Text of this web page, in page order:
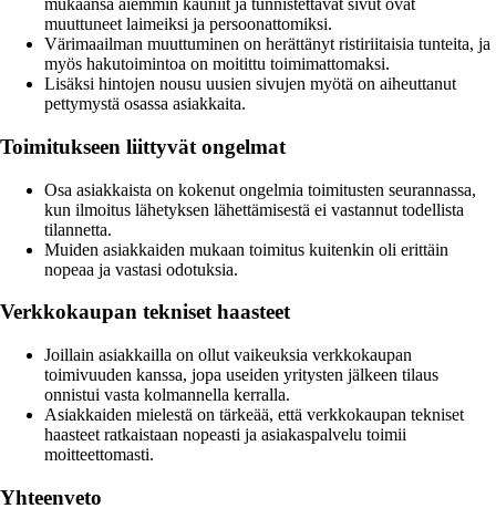
mukaansa aiemmin kauniit ja tunnistettavat sivut ovat
muuttuneet laimeiksi ja persoonattomiksi.
Värimaailman muuttuminen on herättänyt ristiriitaisia tunteita, ja
myös hakutoimintoa on moitittu toimimattomaksi.
Lisäksi hintojen nousu uusien sivujen myötä on aiheuttanut
pettymystä osassa asiakkaita.
Toimitukseen liittyvät ongelmat
Osa asiakkaista on kokenut ongelmia toimitusten seurannassa,
kun ilmoitus lähetyksen lähettämisestä ei vastannut todellista
tilannetta.
Muiden asiakkaiden mukaan toimitus kuitenkin oli erittäin
nopeaa ja vastasi odotuksia.
Verkkokaupan tekniset haasteet
Joillain asiakkailla on ollut vaikeuksia verkkokaupan
toimivuuden kanssa, jopa useiden yritysten jälkeen tilaus
onnistui vasta kolmannella kerralla.
Asiakkaiden mielestä on tärkeää, että verkkokaupan tekniset
haasteet ratkaistaan nopeasti ja asiakaspalvelu toimii
moitteettomasti.
Yhteenveto